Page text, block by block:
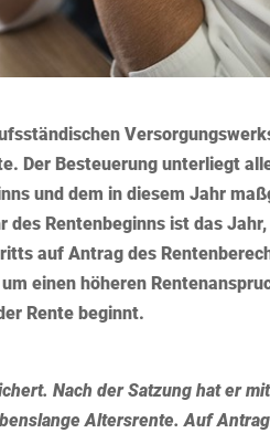
Der Besteuerung unterliegt
und dem in diesem Jahr
Rentenbeginns ist das
auf Antrag des
einen höheren
Rente beginnt.
Nach der Satzung hat er mit
Altersrente. Auf